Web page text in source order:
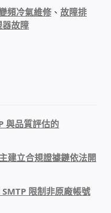
開保全
頻冷氣維修 、故障排
故障
與品質評估的
建立合規證據鏈依法開
限制非原廠帳號